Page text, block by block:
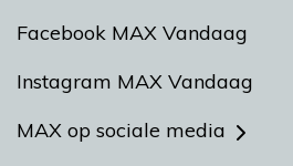
Facebook MAX Vandaag
Instagram MAX Vandaag
MAX op sociale media